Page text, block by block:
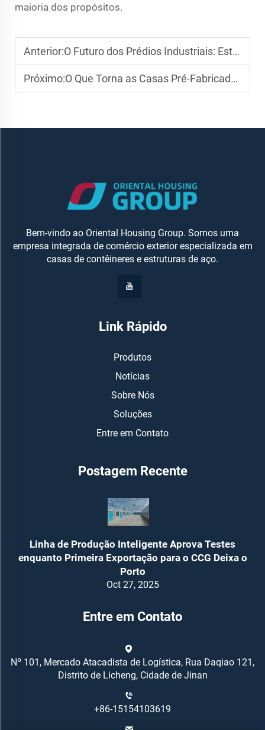
maioria dos propósitos.
Anterior:O Futuro dos Prédios Industriais: Estruturas de Aço Inteligentes
Próximo:O Que Torna as Casas Pré-Fabricadas o Futuro da Moradia Moderna?
Bem-vindo ao Oriental Housing Group. Somos uma
empresa integrada de comércio exterior especializada em
casas de contêineres e estruturas de aço.
Link Rápido
Produtos
Notícias
Sobre Nós
Soluções
Entre em Contato
Postagem Recente
Linha de Produção Inteligente Aprova Testes
enquanto Primeira Exportação para o CCG Deixa o
Porto
Oct 27, 2025
Entre em Contato
Nº 101, Mercado Atacadista de Logística, Rua Daqiao 121,
Distrito de Licheng, Cidade de Jinan
+86-15154103619